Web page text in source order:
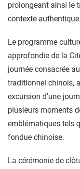
prolongeant ainsi le
contexte authentique.
Le programme
approfondie de la
journée consacrée
traditionnel chinois,
excursion d’une
plusieurs moments
emblématiques tels
fondue chinoise.
La cérémonie de